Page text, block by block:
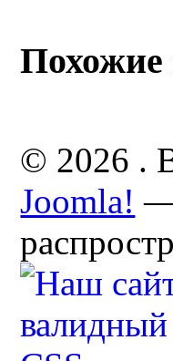
© 2026 .
Joomla! —